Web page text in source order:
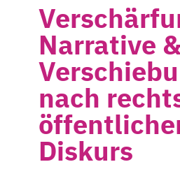
Narrative
nach
Diskurs